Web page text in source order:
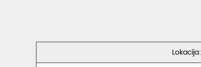
Lokacija: